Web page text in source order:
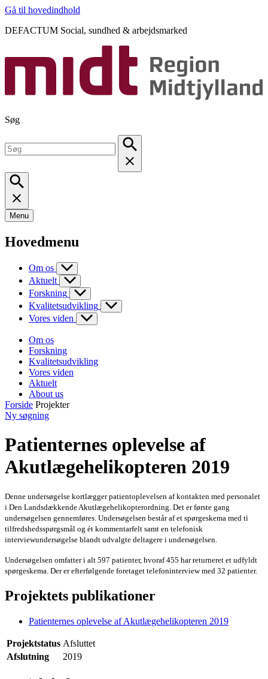
Gå til hovedindhold
DEFACTUM Social, sundhed & arbejdsmarked
Søg
Menu
Hovedmenu
Om os
Aktuelt
Forskning
Kvalitetsudvikling
Vores viden
Om os
Forskning
Kvalitetsudvikling
Vores viden
Aktuelt
About us
Forside Projekter
Ny søgning
Patienternes oplevelse af
Akutlægehelikopteren 2019
Denne undersøgelse kortlægger patientoplevelsen af kontakten med personalet
i Den Landsdækkende Akutlægehelikopterordning. Det er første gang
undersøgelsen gennemføres. Undersøgelsen består af et spørgeskema med ti
tilfredshedsspørgsmål og ét kommentarfelt samt en telefonisk
interviewundersøgelse blandt udvalgte deltagere i undersøgelsen.
Undersøgelsen omfatter i alt 597 patienter, hvoraf 455 har returneret et udfyldt
spørgeskema. Der er efterfølgende foretaget telefoninterview med 32 patienter.
Projektets publikationer
Patienternes oplevelse af Akutlægehelikopteren 2019
Projektstatus Afsluttet
Afslutning
2019